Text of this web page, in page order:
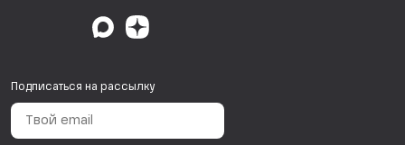
Подписаться на рассылку